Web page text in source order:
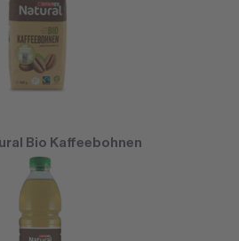
Bio Kaffeebohnen